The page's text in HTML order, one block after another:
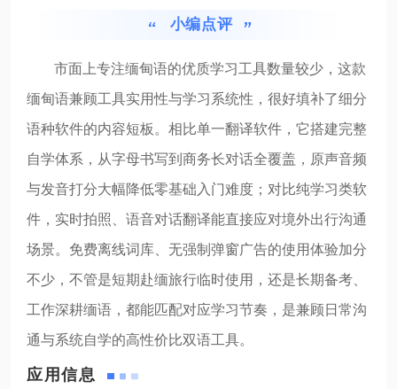
小编点评
市面上专注缅甸语的优质学习工具数量较少，这款
缅甸语兼顾工具实用性与学习系统性，很好填补了细分
语种软件的内容短板。相比单一翻译软件，它搭建完整
自学体系，从字母书写到商务长对话全覆盖，原声音频
与发音打分大幅降低零基础入门难度；对比纯学习类软
件，实时拍照、语音对话翻译能直接应对境外出行沟通
场景。免费离线词库、无强制弹窗广告的使用体验加分
不少，不管是短期赴缅旅行临时使用，还是长期备考、
工作深耕缅语，都能匹配对应学习节奏，是兼顾日常沟
通与系统自学的高性价比双语工具。
应用信息